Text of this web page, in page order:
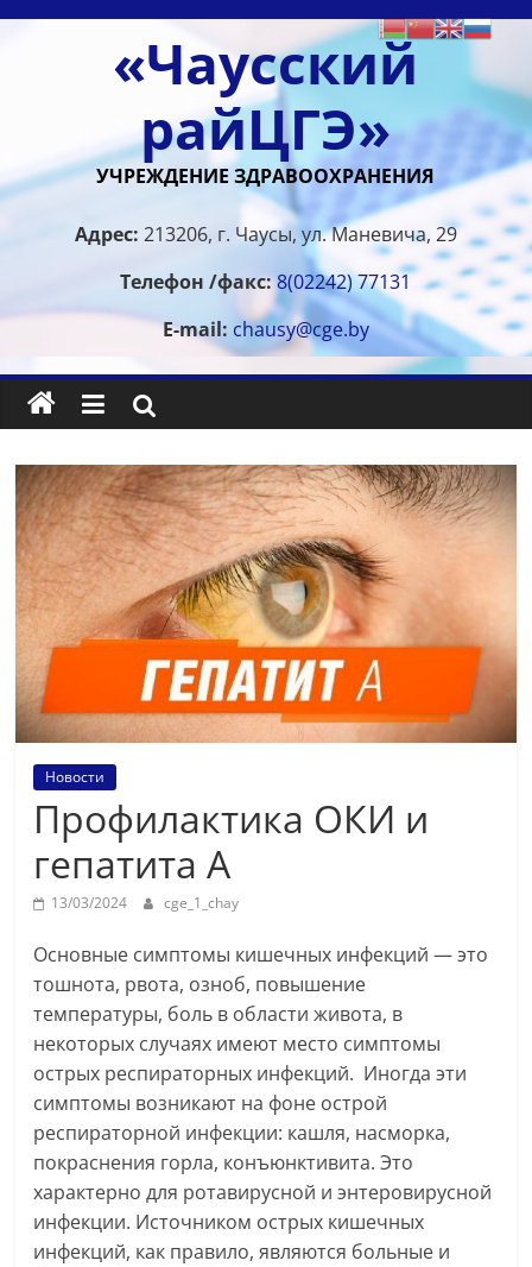
Перейти
содержимому«Чаусский
райЦГЭ»
УЧРЕЖДЕНИЕ ЗДРАВООХРАНЕНИЯ
Адрес: 213206, г. Чаусы, ул. Маневича, 29
Телефон /факс:8(02242) 77131
E-mail: chausy@cge.by
Новости
Профилактика ОКИ и
гепатита А
13/03/2024 cge_1_chay
Основные симптомы кишечных инфекций — это
тошнота, рвота, озноб, повышение
температуры, боль в области живота, в
некоторых случаях имеют место симптомы
острых респираторных инфекций. Иногда эти
симптомы возникают на фоне острой
респираторной инфекции: кашля, насморка,
покраснения горла, конъюнктивита. Это
характерно для ротавирусной и энтеровирусной
инфекции. Источником острых кишечных
инфекций, как правило, являются больные и